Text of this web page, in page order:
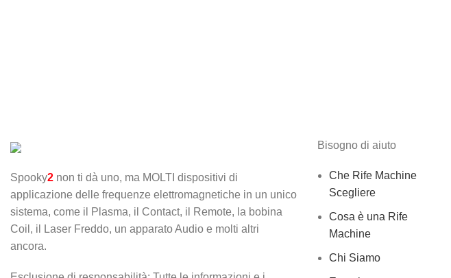
Spooky2 non ti dà uno, ma MOLTI dispositivi di
applicazione delle frequenze elettromagnetiche in un unico
sistema, come il Plasma, il Contact, il Remote, la bobina
Coil, il Laser Freddo, un apparato Audio e molti altri
ancora.
Bisogno di aiuto
Che Rife Machine
Scegliere
Cosa è una Rife
Machine
Chi Siamo